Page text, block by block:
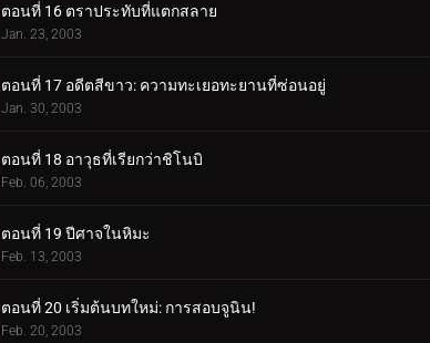
ตอนที่ 16 ตราประทับที่แตกสลาย
Jan. 23, 2003
ตอนที่ 17 อดีตสีขาว: ความทะเยอทะยานที่ซ่อนอยู่
Jan. 30, 2003
ตอนที่ 18 อาวุธที่เรียกว่าชิโนบิ
Feb. 06, 2003
ตอนที่ 19 ปีศาจในหิมะ
Feb. 13, 2003
ตอนที่ 20 เริ่มต้นบทใหม่: การสอบจูนิน!
Feb. 20, 2003